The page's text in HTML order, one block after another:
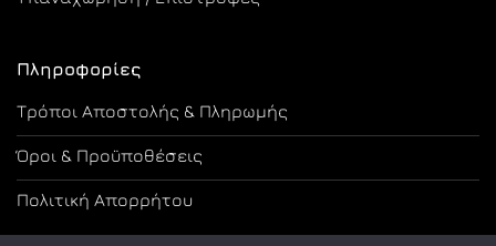
Πληροφορίες
Τρόποι Αποστολής & Πληρωμής
Όροι & Προϋποθέσεις
Πολιτική Απορρήτου